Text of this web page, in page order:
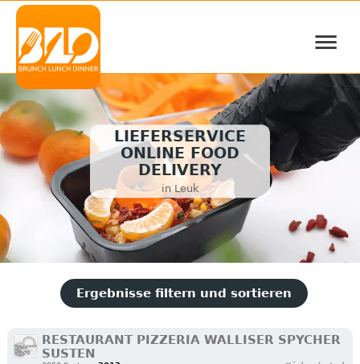
≡
LIEFERSERVICE
ONLINE FOOD
DELIVERY
in Leuk
Ergebnisse filtern und sortieren
RESTAURANT PIZZERIA WALLISER SPYCHER
SUSTEN